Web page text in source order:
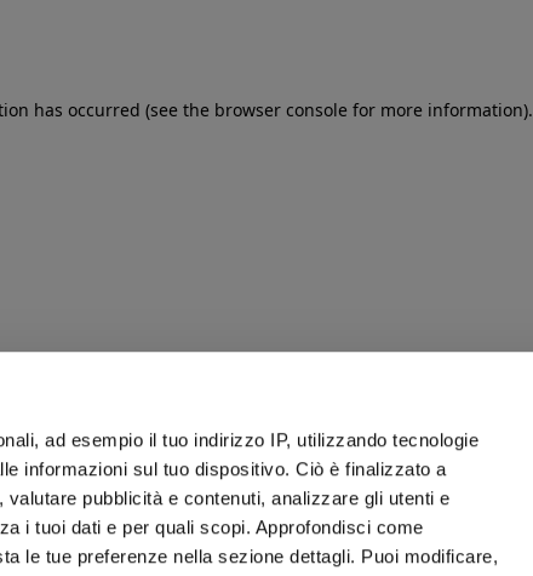
ad esempio il tuo indirizzo IP, utilizzando tecnologie
informazioni sul tuo dispositivo. Ciò è finalizzato a
pubblicità e contenuti, analizzare gli utenti e
i tuoi dati e per quali scopi. Approfondisci come
le tue preferenze nella sezione dettagli. Puoi modificare,
has occurred (see the browser console for more information).